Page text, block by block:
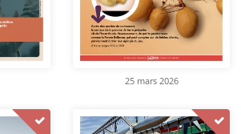
25 mars 2026